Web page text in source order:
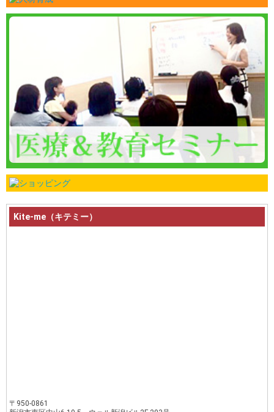
Kite-me（キテミー）
〒950-0861